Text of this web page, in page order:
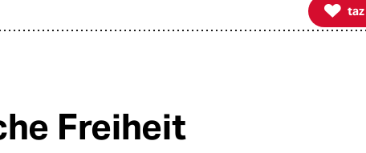

taz taz
Freiheit